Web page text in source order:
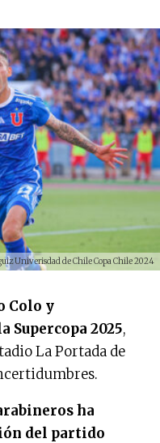
Univerisdad de Chile Copa Chile 2024
Colo y
Supercopa 2025,
La Portada de
ha
del partido